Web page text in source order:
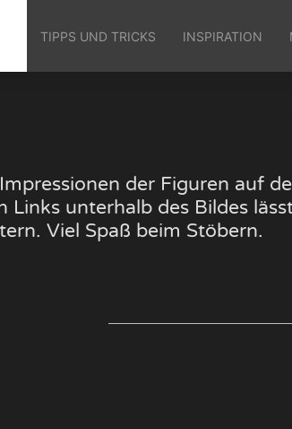
TIPPS UND TRICKS INSPIRATION
der Figuren auf
Links unterhalb des Bildes
Viel Spaß beim Stöbern.